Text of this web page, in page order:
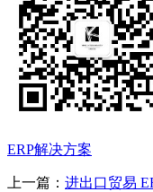
ERP解决方案
上一篇： 进出口贸易